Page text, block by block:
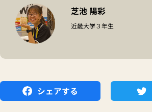
芝池 陽彩
近畿大学３年生
シェアする